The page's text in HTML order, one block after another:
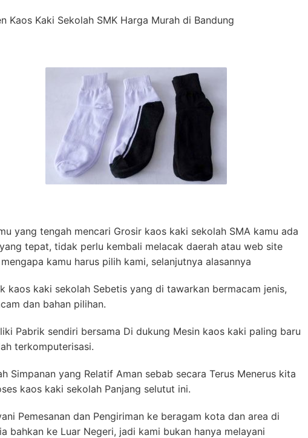
Kaos Kaki Sekolah SMK Harga Murah di Bandung
yang tengah mencari Grosir kaos kaki sekolah SMA kamu ada
tepat, tidak perlu kembali melacak daerah atau web site
kamu harus pilih kami, selanjutnya alasannya
kaos kaki sekolah Sebetis yang di tawarkan bermacam jenis,
dan bahan pilihan.
Pabrik sendiri bersama Di dukung Mesin kaos kaki paling baru
terkomputerisasi.
Simpanan yang Relatif Aman sebab secara Terus Menerus kita
kaos kaki sekolah Panjang selutut ini.
Pemesanan dan Pengiriman ke beragam kota dan area di
bahkan ke Luar Negeri, jadi kami bukan hanya melayani